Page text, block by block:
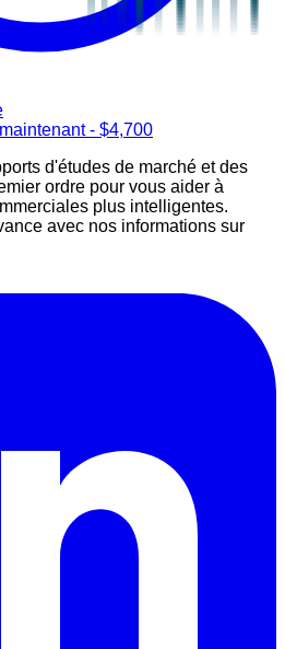
- $4,700
d'études de marché et des
ordre pour vous aider à
plus intelligentes.
avec nos informations sur